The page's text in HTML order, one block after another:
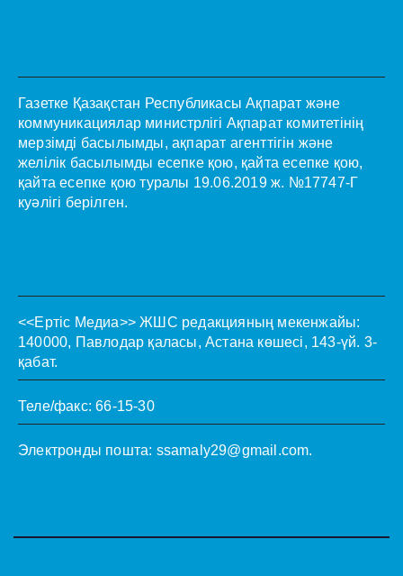
Газетке Қазақстан Республикасы Ақпарат және
коммуникациялар министрлігі Ақпарат комитетінің
мерзімді басылымды, ақпарат агенттігін және
желілік басылымды есепке қою, қайта есепке қою,
қайта есепке қою туралы 19.06.2019 ж. №17747-Г
куәлігі берілген.
<<Ертіс Медиа>> ЖШС редакцияның мекенжайы:
140000, Павлодар қаласы, Астана көшесі, 143-үй. 3-
қабат.
Теле/факс: 66-15-30
Электронды пошта: ssamaly29@gmail.com.